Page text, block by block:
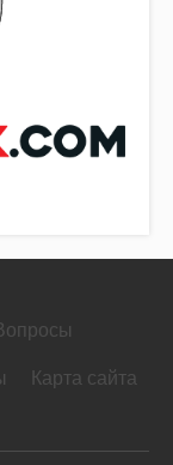
Карта сайта